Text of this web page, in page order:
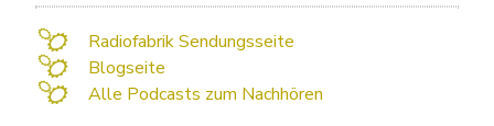
Radiofabrik Sendungsseite
Blogseite
Alle Podcasts zum Nachhören